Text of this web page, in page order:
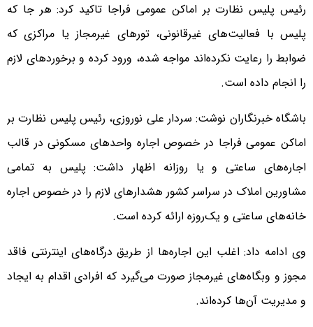
رئیس پلیس نظارت بر اماکن عمومی فراجا تاکید کرد: هر جا که
پلیس با فعالیت‌های غیرقانونی، تورهای غیرمجاز یا مراکزی که
ضوابط را رعایت نکرده‌اند مواجه شده، ورود کرده و برخوردهای لازم
را انجام داده است.
باشگاه خبرنگاران نوشت: سردار علی نوروزی، رئیس پلیس نظارت بر
اماکن عمومی فراجا در خصوص اجاره واحدهای مسکونی در قالب
اجاره‎‌های ساعتی و یا روزانه اظهار داشت: پلیس به تمامی
مشاورین املاک در سراسر کشور هشدارهای لازم را در خصوص اجاره
خانه‌های ساعتی و یک‌روزه ارائه کرده است.
وی ادامه داد: اغلب این اجاره‌ها از طریق درگاه‌های اینترنتی فاقد
مجوز و وبگاه‌های غیرمجاز صورت می‌گیرد که افرادی اقدام به ایجاد
و مدیریت آن‌ها کرده‌اند.